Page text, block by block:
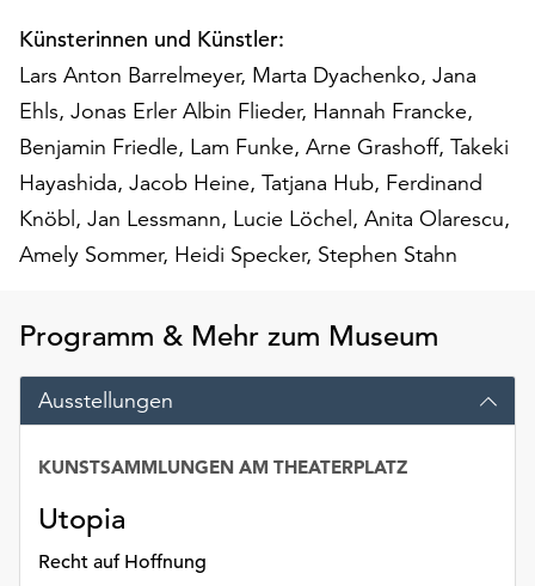
Ihr
Einverständnis
weiterhin
ausgeführt.
Möchten
Sie
die
verwendeten
Cookies
erreichen
die
Einstellungen
die
„Auswählen“.
Weitere
Künsterinnen und Künstler:
Lars Anton Barrelmeyer, Marta Dyachenko, Jana
Ehls, Jonas Erler Albin Flieder, Hannah Francke,
Benjamin Friedle, Lam Funke, Arne Grashoff, Takeki
Hayashida, Jacob Heine, Tatjana Hub, Ferdinand
Knöbl, Jan Lessmann, Lucie Löchel, Anita Olarescu,
Amely Sommer, Heidi Specker, Stephen Stahn
Programm & Mehr zum Museum
Ausstellungen
Utopia
Recht auf Hoffnung
KUNSTSAMMLUNGEN AM THEATERPLATZ